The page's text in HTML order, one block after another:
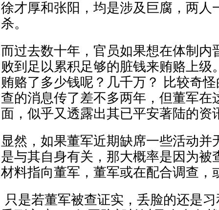
徐才厚和张阳，均是涉及巨腐，两人
杀。
而过去数十年，官员如果想在体制内
败到足以累积足够的脏钱来贿赂上级
贿赂了多少钱呢？几千万？ 比较奇
查的消息传了差不多两年，但董军在
面，似乎又透露出其已平安著陆的资
显然，如果董军近期缺席一些活动并
是与其自身有关，那大概率是因为被
材料指向董军，董军或在配合调查
只是若董军被查证实，丢脸的还是